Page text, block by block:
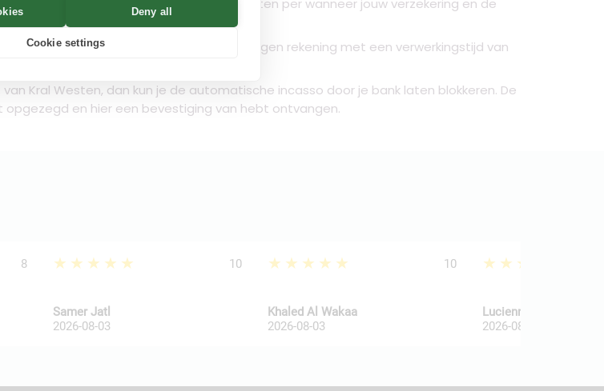
Deny all
Cookie settings
ontvangt een bevestiging van Kral Westen per wanneer jouw verzekering en de
opzegbaar. Hou bij het schriftelijk opzeggen rekening met een verwerkingstijd van
Kral Westen, dan kun je de automatische incasso door je bank laten blokkeren. De
en hier een bevestiging van hebt ontvangen.
8 ★★★★★ 10
Samer Jatl
2026-08-03
★★★★★ 10
Khaled Al Wakaa
2026-08-03
★★★★★
Lucienne Van De Haar
2026-08-03